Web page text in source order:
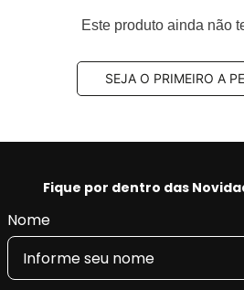
Este produto ainda não
SEJA O PRIMEIRO A
Fique por dentro das
Nome